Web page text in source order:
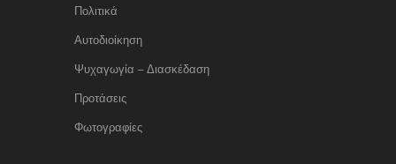
Πολιτικά
Αυτοδιοίκηση
Ψυχαγωγία – Διασκέδαση
Προτάσεις
Φωτογραφίες